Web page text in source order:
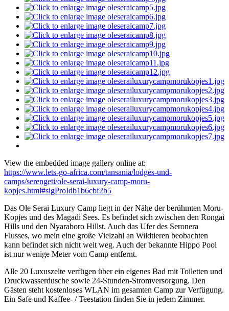
View the embedded image gallery online at:
https://www.lets-go-africa.com/tansania/lodges-und-
camps/serengeti/ole-serai-luxury-camp-moru-
kopjes.html#sigProIdb1b6cbf2b5
Das Ole Serai Luxury Camp liegt in der Nähe der berühmten Moru-
Kopjes und des Magadi Sees. Es befindet sich zwischen den Rongai
Hills und den Nyaraboro Hillst. Auch das Ufer des Seronera
Flusses, wo mein eine große Vielzahl an Wildtieren beobachten
kann befindet sich nicht weit weg. Auch der bekannte Hippo Pool
ist nur wenige Meter vom Camp entfernt.
Alle 20 Luxuszelte verfügen über ein eigenes Bad mit Toiletten und
Druckwasserdusche sowie 24-Stunden-Stromversorgung. Den
Gästen steht kostenloses WLAN im gesamten Camp zur Verfügung.
Ein Safe und Kaffee- / Teestation finden Sie in jedem Zimmer.